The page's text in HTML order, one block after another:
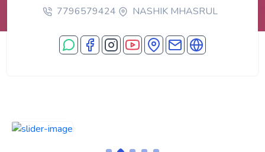
7796579424 NASHIK MHASRUL